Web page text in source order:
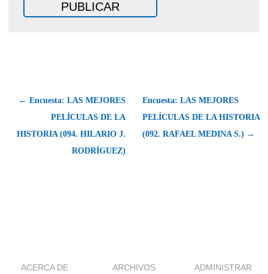
← Encuesta: LAS MEJORES
PELÍCULAS DE LA
HISTORIA (094. HILARIO J.
RODRÍGUEZ)
Encuesta: LAS MEJORES
PELÍCULAS DE LA HISTORIA
(092. RAFAEL MEDINA S.) →
ACERCA DE ARCHIVOS ADMINISTRAR